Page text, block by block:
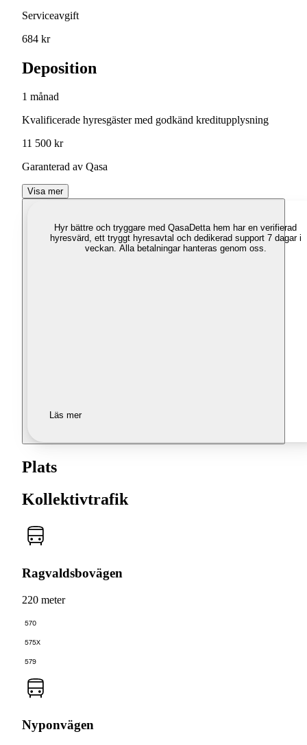
Serviceavgift
684 kr
Deposition
1 månad
Kvalificerade hyresgäster med godkänd kreditupplysning
11 500 kr
Garanterad av Qasa
Visa mer
Hyr bättre och tryggare med QasaDetta hem har en verifierad
hyresvärd, ett tryggt hyresavtal och dedikerad support 7 dagar i
veckan. Alla betalningar hanteras genom oss.
Läs mer
Plats
Kollektivtrafik
Ragvaldsbovägen
220 meter
570
575X
579
Nyponvägen